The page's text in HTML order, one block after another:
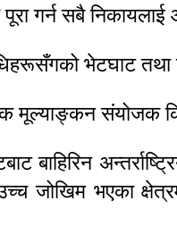
पूरा गर्न सबै
भेटघाट
मूल्याङ्कन संयोजक
जोखिम भएका